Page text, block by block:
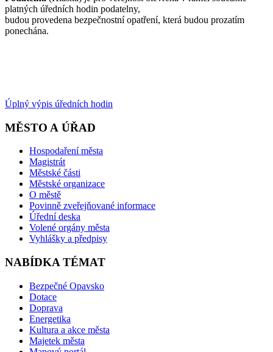
platných úředních hodin podatelny,
budou provedena bezpečnostní opatření, která budou prozatím
ponechána.
Úplný výpis úředních hodin
MĚSTO A ÚŘAD
Hospodaření města
Magistrát
Městské části
Městské organizace
O městě
Povinně zveřejňované informace
Úřední deska
Volené orgány města
Vyhlášky a předpisy
NABÍDKA TÉMAT
Bezpečné Opavsko
Dotace
Doprava
Energetika
Kultura a akce města
Majetek města